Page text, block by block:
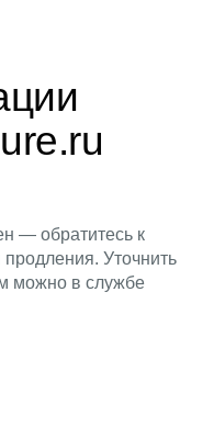
— обратитесь к
Уточнить
можно в службе